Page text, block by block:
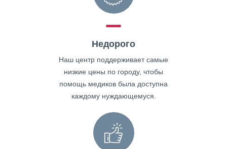
Недорого
Наш центр поддерживает самые
низкие цены по городу, чтобы
помощь медиков была доступна
каждому нуждающемуся.